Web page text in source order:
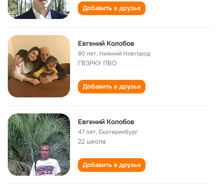
Добавить в друзья
Евгений Колобов
80 лет, Нижний Новгород
ГВЗРКУ ПВО
Добавить в друзья
Евгений Колобов
47 лет, Екатеринбург
22 школа
Добавить в друзья